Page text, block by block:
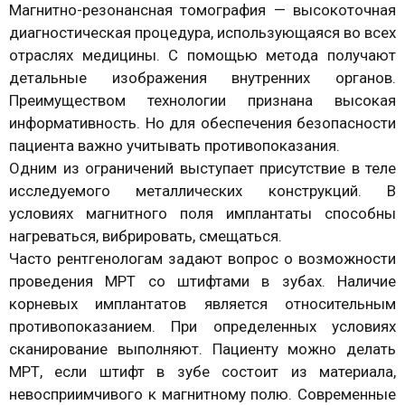
Магнитно-резонансная томография — высокоточная
диагностическая процедура, использующаяся во всех
отраслях медицины. С помощью метода получают
детальные изображения внутренних органов.
Преимуществом технологии признана высокая
информативность. Но для обеспечения безопасности
пациента важно учитывать противопоказания.
Одним из ограничений выступает присутствие в теле
исследуемого металлических конструкций. В
условиях магнитного поля имплантаты способны
нагреваться, вибрировать, смещаться.
Часто рентгенологам задают вопрос о возможности
проведения МРТ со штифтами в зубах. Наличие
корневых имплантатов является относительным
противопоказанием. При определенных условиях
сканирование выполняют. Пациенту можно делать
МРТ, если штифт в зубе состоит из материала,
невосприимчивого к магнитному полю. Современные